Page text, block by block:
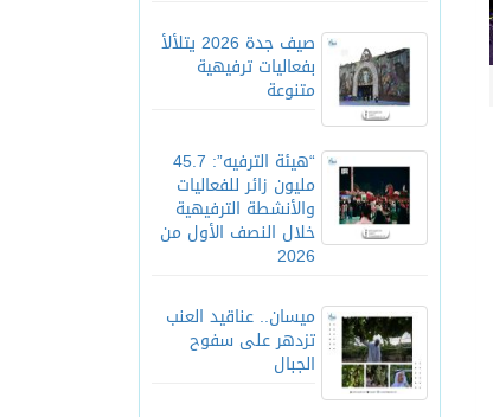
صيف جدة 2026 يتلألأ
بفعاليات ترفيهية
متنوعة
“هيئة الترفيه”: 45.7
مليون زائر للفعاليات
والأنشطة الترفيهية
خلال النصف الأول من
2026
ميسان.. عناقيد العنب
تزدهر على سفوح
الجبال